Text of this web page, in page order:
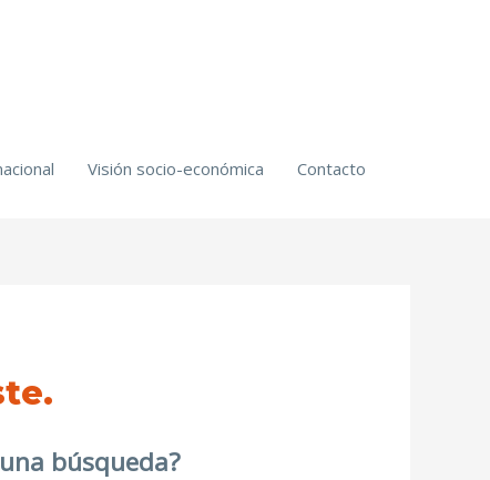
Visión socio-económica Contacto
búsqueda?